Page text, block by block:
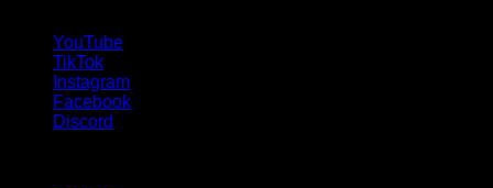
YouTube
TikTok
Instagram
Facebook
Discord